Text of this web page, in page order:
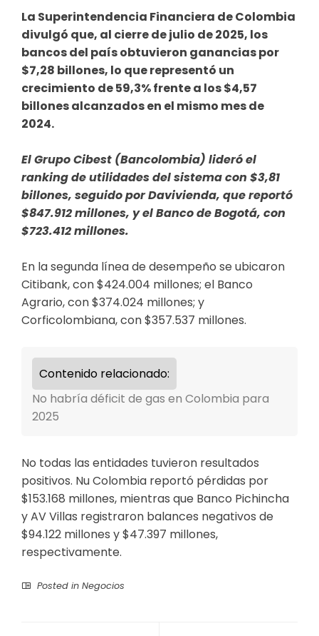
La Superintendencia Financiera de Colombia
divulgó que, al cierre de julio de 2025, los
bancos del país obtuvieron ganancias por
$7,28 billones, lo que representó un
crecimiento de 59,3% frente a los $4,57
billones alcanzados en el mismo mes de
2024.
El Grupo Cibest (Bancolombia) lideró el
ranking de utilidades del sistema con $3,81
billones, seguido por Davivienda, que reportó
$847.912 millones, y el Banco de Bogotá, con
$723.412 millones.
En la segunda línea de desempeño se ubicaron
Citibank, con $424.004 millones; el Banco
Agrario, con $374.024 millones; y
Corficolombiana, con $357.537 millones.
Contenido relacionado:
No habría déficit de gas en Colombia para
2025
No todas las entidades tuvieron resultados
positivos. Nu Colombia reportó pérdidas por
$153.168 millones, mientras que Banco Pichincha
y AV Villas registraron balances negativos de
$94.122 millones y $47.397 millones,
respectivamente.
Posted in Negocios